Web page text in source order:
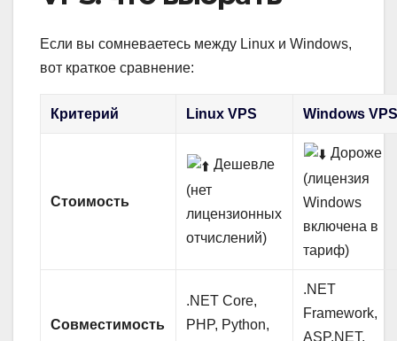
Если вы сомневаетесь между Linux и Windows,
вот краткое сравнение:
Критерий Linux VPS Windows
Стоимость
Дешевле
(нет
лицензионных
отчислений)
Дороже
(лицензия
Windows
включена в
тариф)
Совместимость
.NET Core,
PHP, Python,
.NET
Framework,
ASP.NET,